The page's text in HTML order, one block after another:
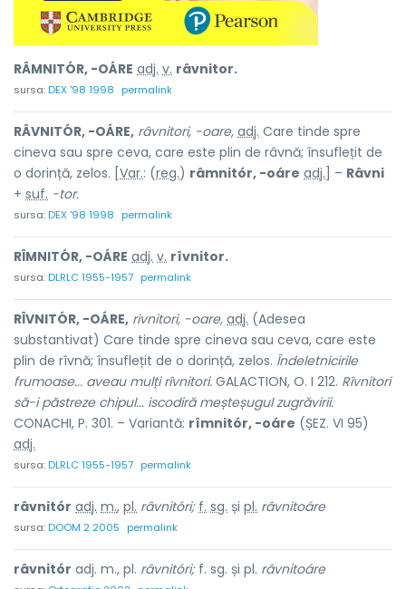
RÂMNITÓR, -OÁRE adj. v. râvnitor.
sursa:DEX '98 1998 permalink
RÂVNITÓR, -OÁRE, râvnitori, -oare, adj. Care tinde spre
cineva sau spre ceva, care este plin de râvnă; însuflețit de
o dorință, zelos. [ Var.: (reg.) râmnitór, -oáre adj. ] – Râvni
+ suf. -tor.
sursa:DEX '98 1998 permalink
RÎMNITÓR, -OÁRE adj. v. rîvnitor.
sursa:DLRLC 1955-1957 permalink
RÎVNITÓR, -OÁRE, rivnitori, -oare, adj. (Adesea
substantivat) Care tinde spre cineva sau ceva, care este
plin de rîvnă; însuflețit de o dorință, zelos. Îndeletnicirile
frumoase... aveau mulți rîvnitori. GALACTION, O. I 212. Rîvnitori
să-i păstreze chipul... iscodiră meșteșugul zugrăvirii.
CONACHI, P. 301. – Variantă: rîmnitór, -oáre (ȘEZ. VI 95)
adj.
sursa:DLRLC 1955-1957 permalink
râvnitór adj. m., pl. râvnitóri; f. sg. și pl. râvnitoáre
sursa:DOOM 2 2005 permalink
râvnitór adj. m., pl. râvnitóri;f. sg. și pl. râvnitoáre